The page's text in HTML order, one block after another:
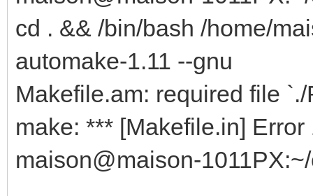
checking for sys/
checking for
checking for
checking for
checking for
checking for
cd . && /bin/bash /home/
automake-1.11 --gnu
Makefile.am: required file
make: *** [Makefile.in] Error
maison@maison-